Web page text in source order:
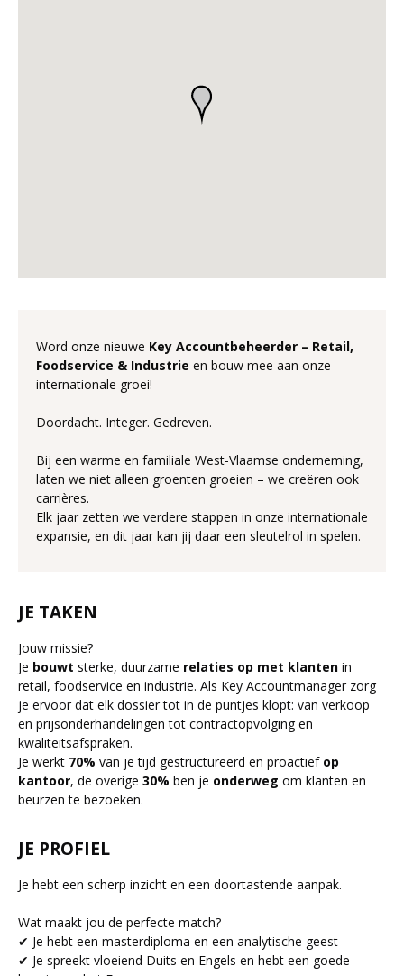
Word onze nieuwe Key Accountbeheerder – Retail,
Foodservice & Industrie en bouw mee aan onze
internationale groei!
Doordacht. Integer. Gedreven.
Bij een warme en familiale West-Vlaamse onderneming,
laten we niet alleen groenten groeien – we creëren ook
carrières.
Elk jaar zetten we verdere stappen in onze internationale
expansie, en dit jaar kan jij daar een sleutelrol in spelen.
JE TAKEN
Jouw missie?
Je bouwt sterke, duurzame relaties op met klanten in
retail, foodservice en industrie. Als Key Accountmanager zorg
je ervoor dat elk dossier tot in de puntjes klopt: van verkoop
en prijsonderhandelingen tot contractopvolging en
kwaliteitsafspraken.
Je werkt 70% van je tijd gestructureerd en proactief op
kantoor, de overige 30% ben je onderweg om klanten en
beurzen te bezoeken.
JE PROFIEL
Je hebt een scherp inzicht en een doortastende aanpak.
Wat maakt jou de perfecte match?
✔ Je hebt een masterdiploma en een analytische geest
✔ Je spreekt vloeiend Duits en Engels en hebt een goede